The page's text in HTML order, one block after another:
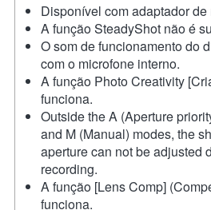
Disponível com adaptador de
A função SteadyShot não é
O som de funcionamento do
com o microfone interno.
A função Photo Creativity
funciona.
Outside the A (Aperture
and M (Manual) modes, the
aperture can not be adjusted
recording.
A função [Lens Comp]
funciona.